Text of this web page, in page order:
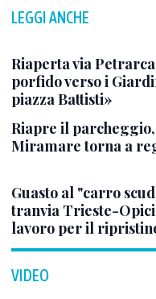
LEGGI ANCHE
Riaperta via
porfido verso i
piazza Battisti»
Riapre il
Miramare torna a
Guasto al "carro
tranvia Trieste-
lavoro per il
VIDEO